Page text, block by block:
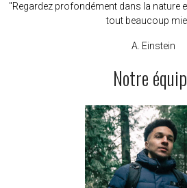
"Regardez profondément dans la nature
tout beaucoup
A. Einstein
Notre